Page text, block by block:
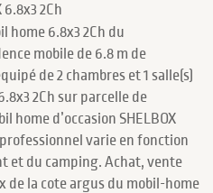
2Ch
home 6.8x3 2Ch du
mobile de 6.8 m de
de 2 chambres et 1 salle(s)
2Ch sur parcelle de
home d’occasion SHELBOX
varie en fonction
et du camping. Achat, vente
de la cote argus du mobil-home